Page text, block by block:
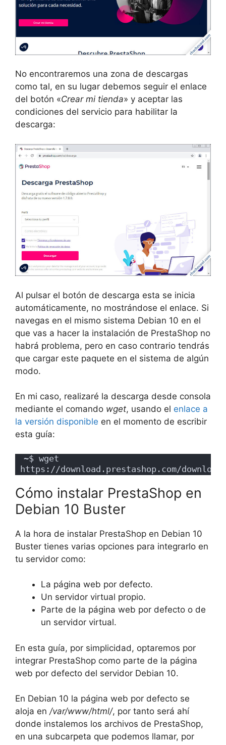
No encontraremos una zona de descargas
como tal, en su lugar debemos seguir el enlace
del botón «Crear mi tienda» y aceptar las
condiciones del servicio para habilitar la
descarga:
Al pulsar el botón de descarga esta se inicia
automáticamente, no mostrándose el enlace. Si
navegas en el mismo sistema Debian 10 en el
que vas a hacer la instalación de PrestaShop no
habrá problema, pero en caso contrario tendrás
que cargar este paquete en el sistema de algún
modo.
En mi caso, realizaré la descarga desde consola
mediante el comando wget, usando el enlace a
la versión disponible en el momento de escribir
esta guía:
~$ wget
https://download.prestashop.com/
Cómo instalar PrestaShop en
Debian 10 Buster
A la hora de instalar PrestaShop en Debian 10
Buster tienes varias opciones para integrarlo en
tu servidor como:
La página web por defecto.
Un servidor virtual propio.
Parte de la página web por defecto o de
un servidor virtual.
En esta guía, por simplicidad, optaremos por
integrar PrestaShop como parte de la página
web por defecto del servidor Debian 10.
En Debian 10 la página web por defecto se
aloja en /var/www/html/, por tanto será ahí
donde instalemos los archivos de PrestaShop,
en una subcarpeta que podemos llamar, por